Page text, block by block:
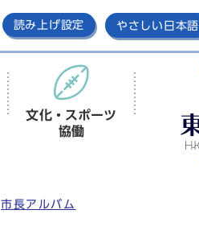
読み上げ設定 やさしい日本語
文化・スポーツ
協働
市長アルバム